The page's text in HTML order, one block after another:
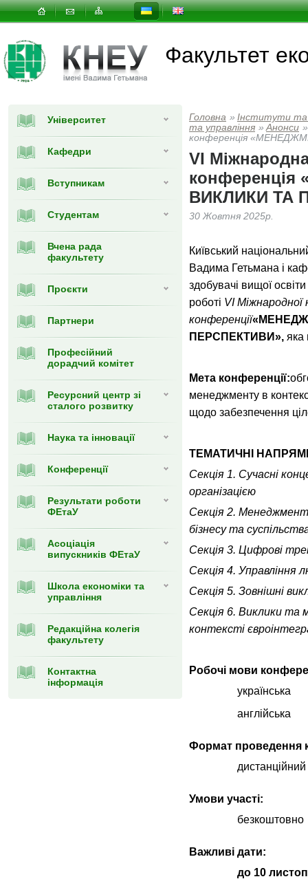
Факультет
Університет
Кафедри
Вступникам
Студентам
Вчена рада
факультету
Проєкти
Партнери
Професійний
дорадчий комітет
Ресурсний центр зі
сталого розвитку
Наука та інновації
Конференції
Результати роботи
ФЕтаУ
Асоціація
випускників ФЕтаУ
Школа економіки та
управління
Редакційна колегія
факультету
Контактна
інформація
Головна » Інститути
та управлiння » Анонси »
конференція
VІ
ВИКЛИКИ ТА
30 Жовтня 2025р.
Київський
Вадима Гетьмана і
здобувачі вищої
роботі VІ Міжнародної
конференції
ПЕРСПЕКТИВИ», яка
Мета конференції:
менеджменту в
щодо забезпечення
ТЕМАТИЧНІ
Секція 1. Сучасні
організацією
Секція 2. Менеджмент
бізнесу та
Секція 3. Цифрові
Секція 4. Управління
Секція 5. Зовнішні
Секція 6. Виклики та
контексті
Робочі мови
українська
англійська
Формат проведення
дистанційний
Умови участі:
безкоштовно
Важливі дати:
до 10